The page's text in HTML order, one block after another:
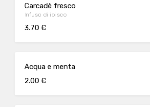
Carcadè fresco
Infuso di ibisco
3.70 €
Acqua e menta
2.00 €